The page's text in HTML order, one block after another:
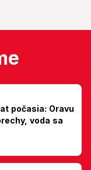
počasia: Oravu
voda sa